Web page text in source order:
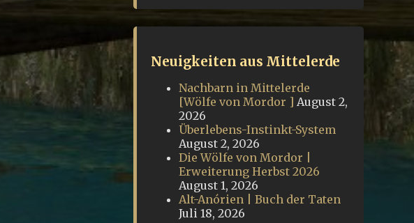
Neuigkeiten aus Mittelerde
Nachbarn in Mittelerde
[Wölfe von Mordor ] August 2,
2026
Überlebens-Instinkt-System
August 2, 2026
Die Wölfe von Mordor |
Erweiterung Herbst 2026
August 1, 2026
Alt-Anórien | Buch der Taten
Juli 18, 2026